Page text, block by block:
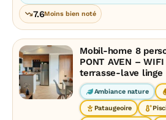
7.6Moins bien noté
Mobil-home 8
PONT AVEN –
terrasse-lave linge
Ambiance nature
Pataugeoire